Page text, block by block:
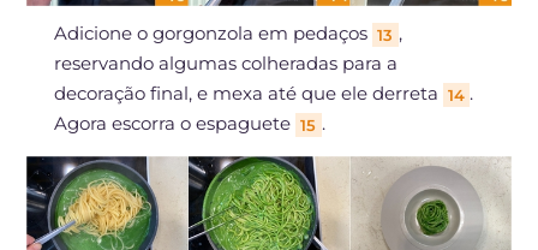
Adicione o gorgonzola em pedaços 13 ,
reservando algumas colheradas para a
decoração final, e mexa até que ele derreta 14 .
Agora escorra o espaguete 15 .